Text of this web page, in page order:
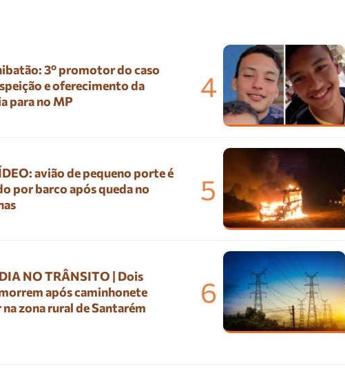
3º promotor do caso
e oferecimento da
para no MP
avião de pequeno porte é
por barco após queda no
NO TRÂNSITO | Dois
após caminhonete
zona rural de Santarém
4
5
6